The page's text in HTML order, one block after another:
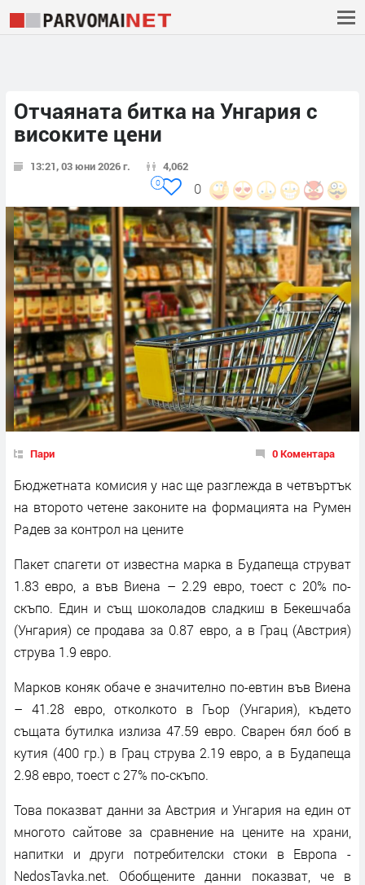
Отчаяната битка на Унгария с
високите цени
13:21, 03 юни 2026 г. 4,062
0
0
Пари 0 Коментара
Бюджетната комисия у нас ще разглежда в четвъртък
на второто четене законите на формацията на Румен
Радев за контрол на цените
Пакет спагети от известна марка в Будапеща струват
1.83 евро, а във Виена – 2.29 евро, тоест с 20% по-
скъпо. Един и същ шоколадов сладкиш в Бекешчаба
(Унгария) се продава за 0.87 евро, а в Грац (Австрия)
струва 1.9 евро.
Марков коняк обаче е значително по-евтин във Виена
– 41.28 евро, отколкото в Гьор (Унгария), където
същата бутилка излиза 47.59 евро. Сварен бял боб в
кутия (400 гр.) в Грац струва 2.19 евро, а в Будапеща
2.98 евро, тоест с 27% по-скъпо.
Това показват данни за Австрия и Унгария на един от
многото сайтове за сравнение на цените на храни,
напитки и други потребителски стоки в Европа -
NedosTavka.net. Обобщените данни показват, че в